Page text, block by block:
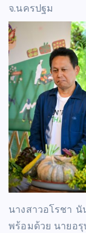
จ.นครปฐม
นางสาวอโรชา
พร้อมด้วย นายอ